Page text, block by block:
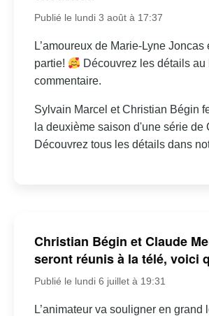
Publié le lundi 3 août à 17:37
L’amoureux de Marie-Lyne Joncas
partie!
Découvrez les détails au
commentaire.
Sylvain Marcel et Christian Bégin
la deuxième saison d'une série de
Découvrez tous les détails dans
Christian Bégin et Claude
seront réunis à la télé, voici
Publié le lundi 6 juillet à 19:31
L’animateur va souligner en grand